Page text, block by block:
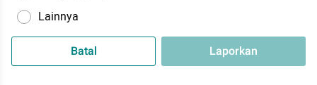
Lainnya
Batal Laporkan